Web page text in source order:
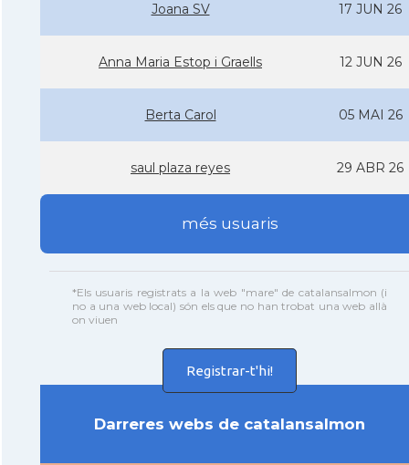
Joana SV 17 JUN 26
Anna Maria Estop i Graells 12 JUN 26
Berta Carol 05 MAI 26
saul plaza reyes 29 ABR 26
més usuaris
*Els usuaris registrats a la web "mare" de catalansalmon (i
no a una web local) són els que no han trobat una web allà
on viuen
Registrar-t'hi!
Darreres webs de catalansalmon